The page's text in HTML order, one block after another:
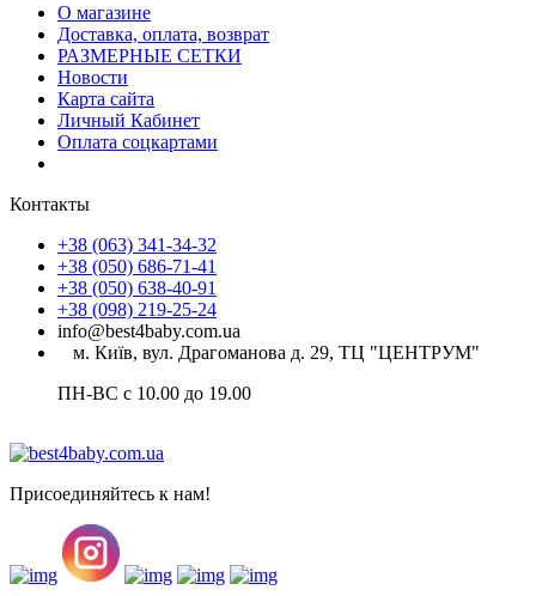
О магазине
Доставка, оплата, возврат
РАЗМЕРНЫЕ СЕТКИ
Новости
Карта сайта
Личный Кабинет
Оплата соцкартами
Контакты
+38 (063) 341-34-32
+38 (050) 686-71-41
+38 (050) 638-40-91
+38 (098) 219-25-24
info@best4baby.com.ua
м. Київ, вул. Драгоманова д. 29, ТЦ "ЦЕНТРУМ"
ПН-ВС с 10.00 до 19.00
Присоединяйтесь к нам!